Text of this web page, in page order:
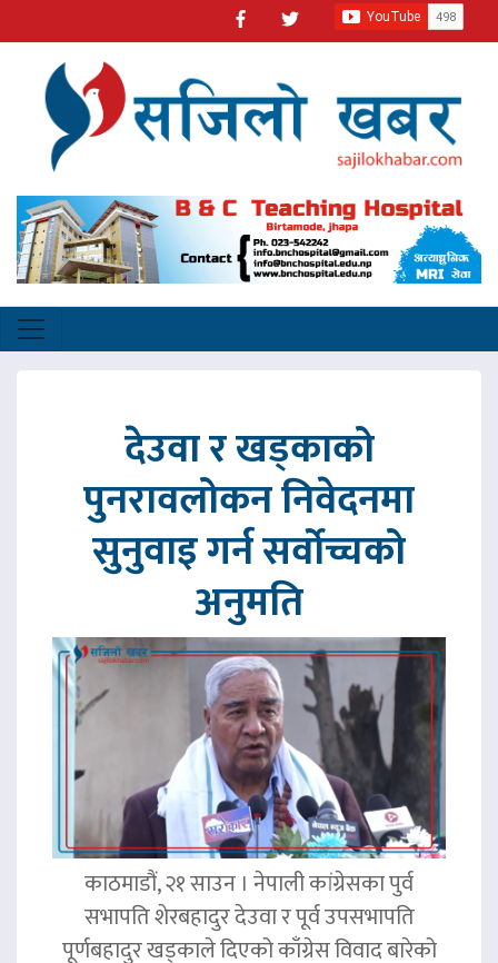
देउवा र खड्काको
पुनरावलोकन निवेदनमा
सुनुवाइ गर्न सर्वोच्चको
अनुमति
काठमाडौं, २१ साउन । नेपाली कांग्रेसका पुर्व
सभापति शेरबहादुर देउवा र पूर्व उपसभापति
पूर्णबहादुर खड्काले दिएको काँग्रेस विवाद बारेको